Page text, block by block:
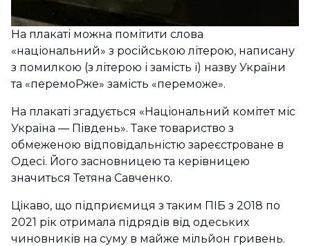
На плакаті можна помітити слова
«національний» з російською літерою, написану
з помилкою (з літерою і замість ї) назву України
та «перемоРже» замість «переможе».
На плакаті згадується «Національний комітет міс
Україна — Південь». Таке товариство з
обмеженою відповідальністю зареєстроване в
Одесі. Його засновницею та керівницею
значиться Тетяна Савченко.
Цікаво, що підприємиця з таким ПІБ з 2018 по
2021 рік отримала підрядів від одеських
чиновників на суму в майже мільйон гривень.